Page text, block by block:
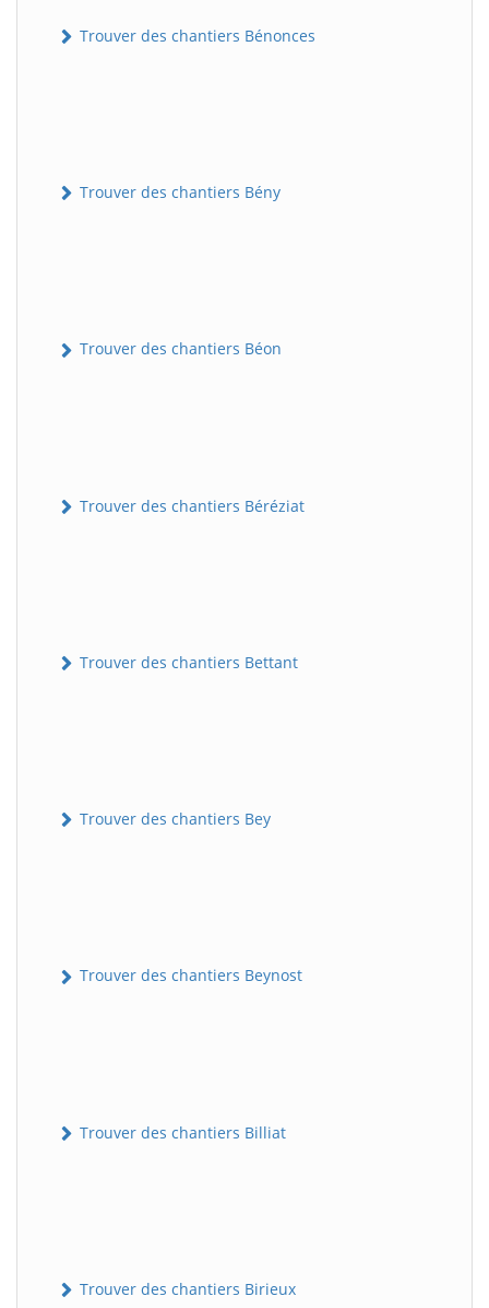
Trouver des chantiers Bénonces
Trouver des chantiers Bény
Trouver des chantiers Béon
Trouver des chantiers Béréziat
Trouver des chantiers Bettant
Trouver des chantiers Bey
Trouver des chantiers Beynost
Trouver des chantiers Billiat
Trouver des chantiers Birieux